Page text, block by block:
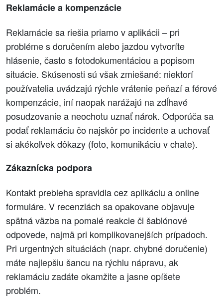
Reklamácie a kompenzácie
Reklamácie sa riešia priamo v aplikácii – pri
probléme s doručením alebo jazdou vytvoríte
hlásenie, často s fotodokumentáciou a popisom
situácie. Skúsenosti sú však zmiešané: niektorí
používatelia uvádzajú rýchle vrátenie peňazí a férové
kompenzácie, iní naopak narážajú na zdĺhavé
posudzovanie a neochotu uznať nárok. Odporúča sa
podať reklamáciu čo najskôr po incidente a uchovať
si akékoľvek dôkazy (foto, komunikáciu v chate).
Zákaznícka podpora
Kontakt prebieha spravidla cez aplikáciu a online
formuláre. V recenziách sa opakovane objavuje
spätná väzba na pomalé reakcie či šablónové
odpovede, najmä pri komplikovanejších prípadoch.
Pri urgentných situáciách (napr. chybné doručenie)
máte najlepšiu šancu na rýchlu nápravu, ak
reklamáciu zadáte okamžite a jasne opíšete
problém.